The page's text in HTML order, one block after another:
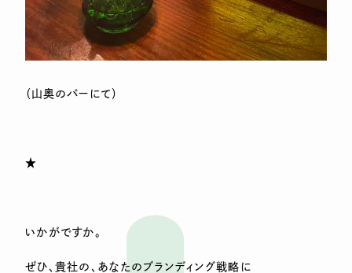
（山奥のバーにて）
★
いかがですか。
ぜひ、貴社の、あなたのブランディング戦略に